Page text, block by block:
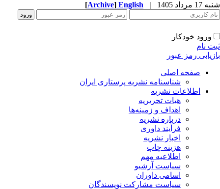
مرداد 1405 |
English
[Archive]
ورود خودکار
نام
رمز عبور
صفحه اصلی
شناسنامه نشریه پرستاری ایران
اطلاعات نشریه
هیات تحریریه
اهداف و زمینه‌ها
درباره نشریه
فرآیند داوری
اخبار نشریه
هزینه چاپ
اطلاعیه مهم
سیاست آرشیو
اسامی داوران
سیاست مشارکت نویسندگان